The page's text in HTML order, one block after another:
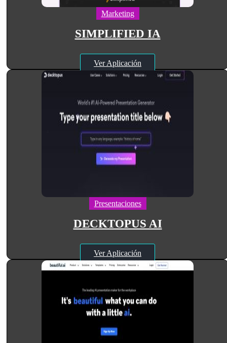
Marketing
SIMPLIFIED IA
Ver Aplicación
Presentaciones
DECKTOPUS AI
Ver Aplicación